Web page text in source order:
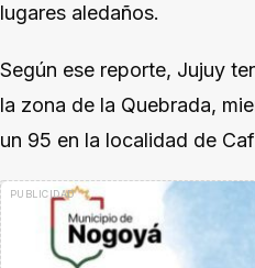
lugares aledaños.
Según ese reporte, Jujuy
la zona de la Quebrada,
un 95 en la localidad de